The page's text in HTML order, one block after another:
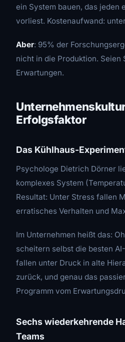
ein System bauen, das jeden
vorliest. Kostenaufwand:
Aber: 95% der
nicht in die Produktion. Seien
Erwartungen.
Erfolgsfaktor
Das Kühlhaus-
Psychologe Dietrich Dörner
komplexes System
Resultat: Unter Stress fallen
erratisches Verhalten und
Im Unternehmen heißt das:
scheitern selbst die besten
fallen unter Druck in alte
zurück, und genau das
Programm vom
Sechs wiederkehrende
Teams